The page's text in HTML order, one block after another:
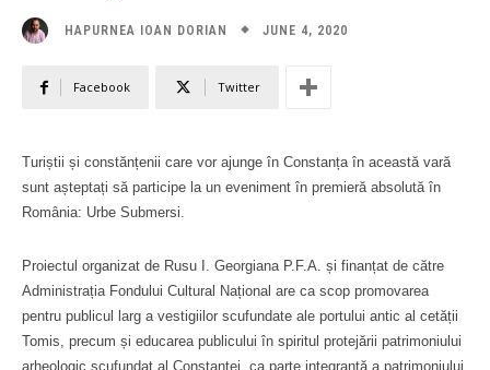
HAPURNEA IOAN DORIAN JUNE 4, 2020
Facebook Twitter
Turiștii și constănțenii care vor ajunge în Constanța în această vară
sunt așteptați să participe la un eveniment în premieră absolută în
România: Urbe Submersi.
Proiectul organizat de Rusu I. Georgiana P.F.A. și finanțat de către
Administrația Fondului Cultural Național are ca scop promovarea
pentru publicul larg a vestigiilor scufundate ale portului antic al cetății
Tomis, precum și educarea publicului în spiritul protejării patrimoniului
arheologic scufundat al Constanței, ca parte integrantă a patrimoniului